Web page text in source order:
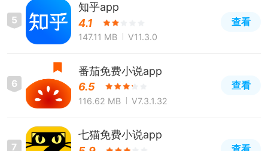
5
知乎app
4.1
147.11 MB V11.3.0
查看
6
番茄免费小说app
6.5
116.62 MB V7.3.1.32
查看
7
七猫免费小说app